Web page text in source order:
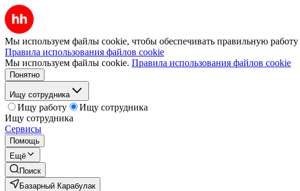
Мы используем файлы cookie, чтобы обеспечивать правильную работу
Правила использования файлов cookie
Мы используем файлы cookie. Правила использования файлов cookie
Понятно
Ищу сотрудника
Ищу работу
Ищу сотрудника
Ищу сотрудника
Сервисы
Помощь
Ещё
Поиск
Базарный Карабулак